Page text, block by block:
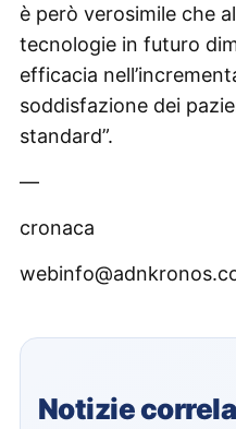
è però verosimile che
tecnologie in futuro
efficacia
soddisfazione dei
standard”.
—
cronaca
Notizie